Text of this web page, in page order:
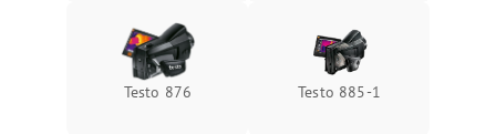
Testo 876 Testo 885-1